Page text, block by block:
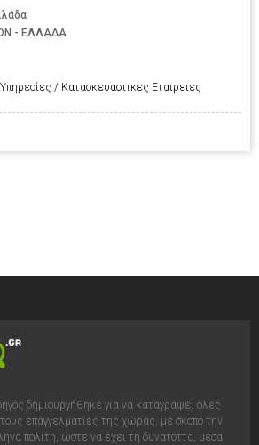
- ΕΛΛΑΔΑ
/ Κατασκευαστικες Εταιρειες
δημιουργήθηκε για να καταγράψει όλες
τους επαγγελματίες της χώρας, με σκοπό την
πολίτη, ώστε να έχει τη δυνατόττα, μέσα